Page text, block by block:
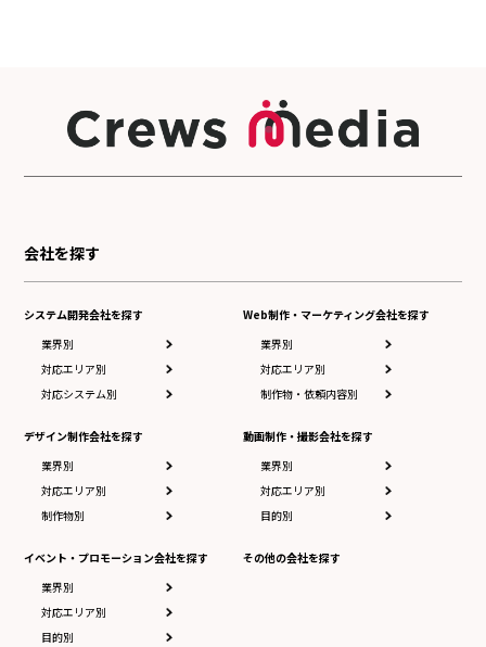
会社を探す
システム開発会社を探す
業界別
対応エリア別
対応システム別
デザイン制作会社を探す
業界別
対応エリア別
制作物別
イベント・プロモーション会社を探す
業界別
対応エリア別
目的別
Web制作・マーケティング会社を探す
業界別
対応エリア別
制作物・依頼内容別
動画制作・撮影会社を探す
業界別
対応エリア別
目的別
その他の会社を探す